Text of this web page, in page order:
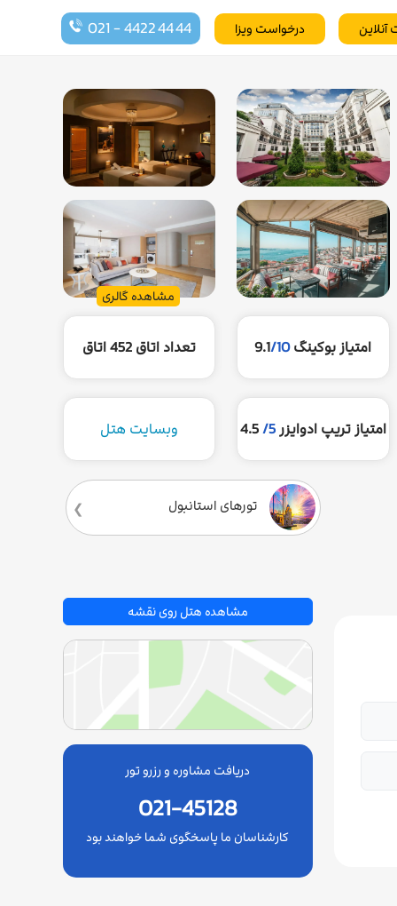
درخواست ویزا 021 - 4422 44 44 آنلاین
مشاهده گالری
امتیاز بوکینگ 9.1/10 تعداد اتاق452 اتاق
امتیاز تریپ ادوایزر5/
4.5 وبسایت هتل
تورهای استانبول
مشاهده هتل روی نقشه
دریافت مشاوره و رزرو تور
021-45128
کارشناسان ما پاسخگوی شما خواهند بود